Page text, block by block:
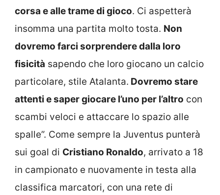
corsa e alle trame di gioco. Ci aspetterà
insomma una partita molto tosta. Non
dovremo farci sorprendere dalla loro
fisicità sapendo che loro giocano un calcio
particolare, stile Atalanta. Dovremo stare
attenti e saper giocare l’uno per l’altro con
scambi veloci e attaccare lo spazio alle
spalle”. Come sempre la Juventus punterà
sui goal di Cristiano Ronaldo, arrivato a 18
in campionato e nuovamente in testa alla
classifica marcatori, con una rete di